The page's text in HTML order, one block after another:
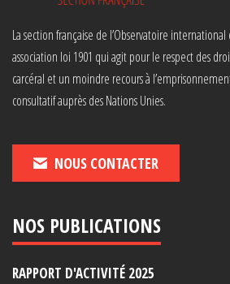
La section française de l’Observatoire
association loi 1901 qui agit pour le respect des
carcéral et un moindre recours à
consultatif auprès des Nations Unies.
NOUS CONTACTER
NOS PUBLICATIONS
RAPPORT D'ACTIVITÉ 2025